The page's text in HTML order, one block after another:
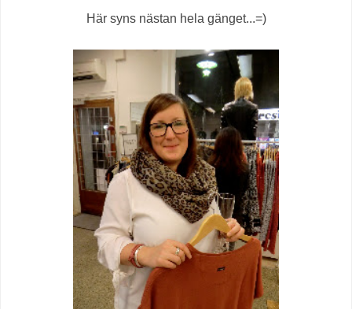
Här syns nästan hela gänget...=)